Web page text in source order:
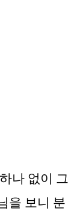
나 없이 그
을 보니 분